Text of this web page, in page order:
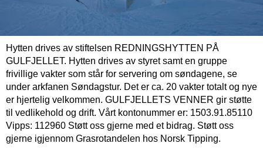
Hytten drives av stiftelsen REDNINGSHYTTEN PÅ
GULFJELLET. Hytten drives av styret samt en gruppe
frivillige vakter som står for servering om søndagene, se
under arkfanen Søndagstur. Det er ca. 20 vakter totalt og nye
er hjertelig velkommen. GULFJELLETS VENNER gir støtte
til vedlikehold og drift. Vårt kontonummer er: 1503.91.85110
Vipps: 112960 Støtt oss gjerne med et bidrag. Støtt oss
gjerne igjennom Grasrotandelen hos Norsk Tipping.